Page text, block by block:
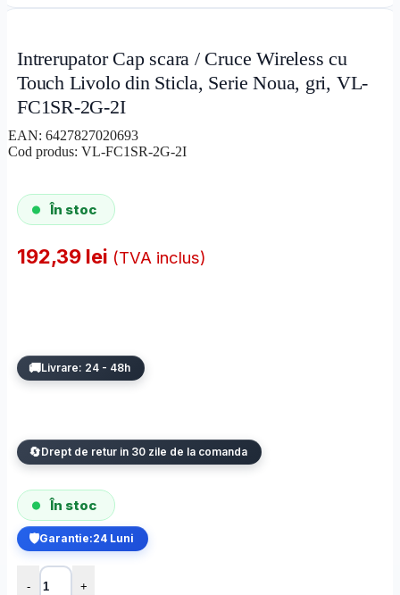
Intrerupator Cap scara / Cruce Wireless cu
Touch Livolo din Sticla, Serie Noua, gri, VL-
FC1SR-2G-2I
EAN: 6427827020693
Cod produs: VL-FC1SR-2G-2I
În stoc
192,39 lei (TVA inclus)
Livrare: 24 - 48h
Drept de retur in 30 zile de la comanda
În stoc
Garantie:24 Luni
-
Cantitate Intrerupator Cap scara / Cruce Wireless cu Touch
+